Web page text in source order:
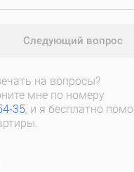
Следующий вопрос
на вопросы?
мне по номеру
35, и я бесплатно